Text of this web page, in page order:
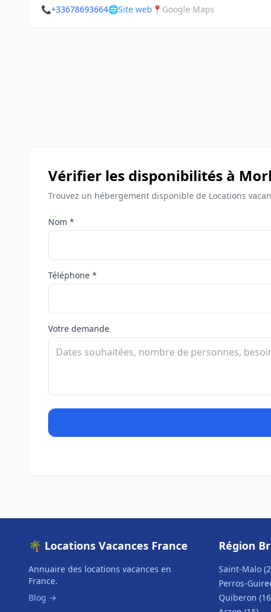
📞+33678693664🌐Site web 📍 Google Maps
Vérifier les disponibilités à
Trouvez un hébergement disponible de Locations
Nom *
Téléphone *
Votre demande
🌴 Locations Vacances France
Annuaire des locations vacances en
France.
Blog →
Région
Saint-Malo
Perros-
Quiberon